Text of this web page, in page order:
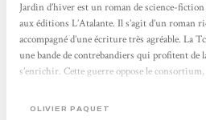
Jardin d’hiver est un roman de science-
aux éditions L’Atalante. Il s’agit d’un roman
accompagné d’une écriture très agréable. La
une bande de contrebandiers qui profitent de
s’enrichir. Cette guerre oppose le
d’écologistes qui ont développé une
OLIVIER PAQUET